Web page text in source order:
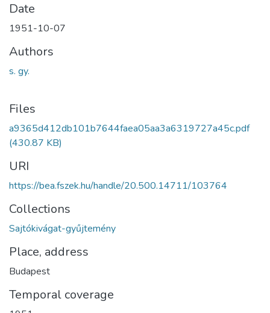
Date
1951-10-07
Authors
s. gy.
Files
a9365d412db101b7644faea05aa3a6319727a45c.pdf
(430.87 KB)
URI
https://bea.fszek.hu/handle/20.500.14711/103764
Collections
Sajtókivágat-gyűjtemény
Place, address
Budapest
Temporal coverage